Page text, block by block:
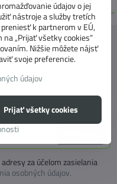
za účelom zasielania
osobných údajov.
údajov o jej
nástroje a služby tretích
k partnerom v EÚ,
na „Prijať všetky cookies“
Nižšie môžete nájsť
svoje preferencie.
údajov
Prijať všetky cookies